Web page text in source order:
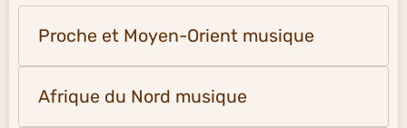
Proche et Moyen-Orient musique
Afrique du Nord musique